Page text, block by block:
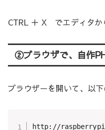
CTRL ＋ X でエディタか
②ブラウザで、自作
ブラウザーを開いて、以下
http://